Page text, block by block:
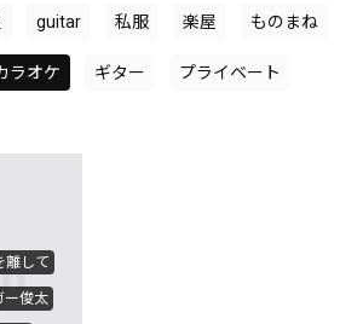
guitar 私服 楽屋 ものまね
ラオケ ギター プライベート
離して
ー俊太